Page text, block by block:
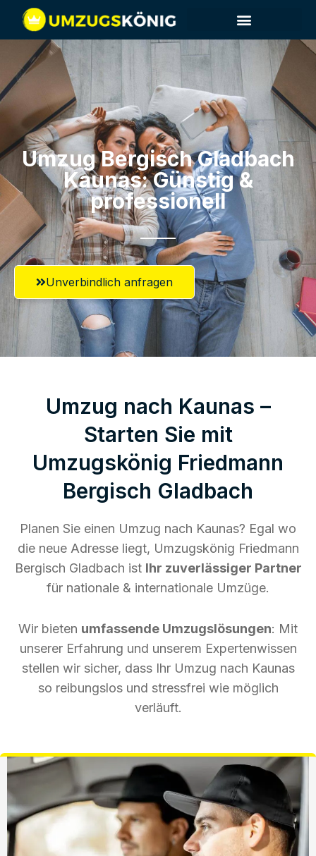
Umzug Bergisch Gladbach​
Kaunas: Günstig &
professionell​
Unverbindlich anfragen
Umzug nach Kaunas –
Starten Sie mit
Umzugskönig Friedmann
Bergisch Gladbach
Planen Sie einen Umzug nach Kaunas? Egal wo
die neue Adresse liegt, Umzugskönig Friedmann
Bergisch Gladbach ist Ihr zuverlässiger Partner
für nationale & internationale Umzüge.
Wir bieten umfassende Umzugslösungen: Mit
unserer Erfahrung und unserem Expertenwissen
stellen wir sicher, dass Ihr Umzug nach Kaunas
so reibungslos und stressfrei wie möglich
verläuft.